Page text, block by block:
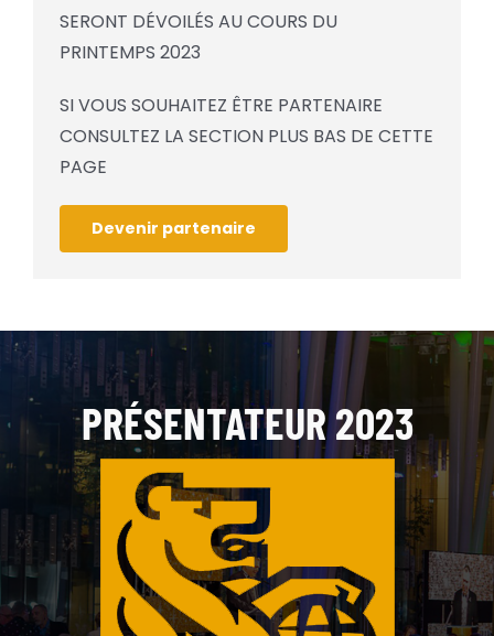
SERONT DÉVOILÉS AU COURS DU
PRINTEMPS 2023
SI VOUS SOUHAITEZ ÊTRE PARTENAIRE
CONSULTEZ LA SECTION PLUS BAS DE CETTE
PAGE
Devenir partenaire
PRÉSENTATEUR 2023